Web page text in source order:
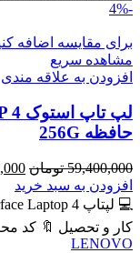
-4%
برای مقایسه اضافه
مشاهده سریع
افزودن به علاقه مندی
حافظه 256G
59,400,000 تومان
اصلیافزودن به سبد خرید
کار و تحصیل 🔖 کد محصول:
LENOVO